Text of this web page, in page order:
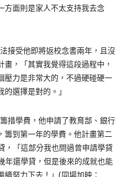
方面則是家人不太支持我去念
接受他即將返校念書兩年，且沒
，「其實我覺得這段過程中，
壓力是非常大的，不過硬碰硬一
選擇是對的。」
措學費，他申請了教育部、銀行
籌到第一年的學費。他計畫第二
，「這部分我也問過曾申請學貸
年還學貸，但是後來的成就也能
努力下去！」(同場加映：